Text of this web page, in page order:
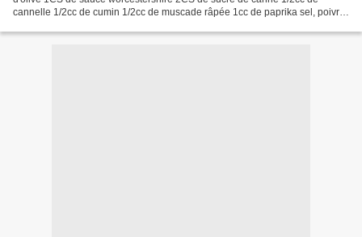
cannelle 1/2cc de cumin 1/2cc de muscade râpée 1cc de paprika sel, poivre